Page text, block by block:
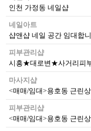
인천 가정동 네일샵
네일아트
샵앤샵 네일 공간 임대합
피부관리샵
시흥★대로변★사거리피
마사지샵
<매매/임대>용호동 근린
피부관리샵
<매매/임대>용호동 근린